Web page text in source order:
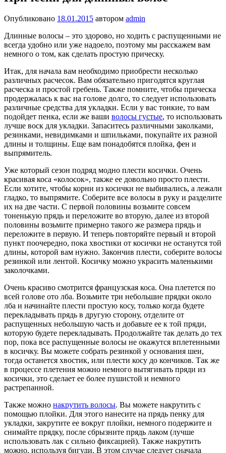
Опубликовано 18.01.2015 автором admin
Длинные волосы – это здорово, но ходить с распущенными не
всегда удобно или уже надоело, поэтому мы расскажем вам
немного о том, как сделать простую прическу.
Итак, для начала вам необходимо приобрести несколько
различных расчесок. Вам обязательно пригодятся круглая
расческа и простой гребень. Также помните, чтобы прическа
продержалась к вас на голове долго, то следует использовать
различные средства для укладки. Если у вас тонкие, то вам
подойдет пенка, если же ваши волосы густые, то использовать
лучше воск для укладки. Запаситесь различными заколками,
резинками, невидимками и шпильками, покупайте их разной
длины и толщины. Еще вам понадобятся плойка, фен и
выпрямитель.
Уже который сезон подряд модно плести косички. Очень
красивая коса «колосок», также ее довольно просто плести.
Если хотите, чтобы корни из косички не выбивались, а лежали
гладко, то выпрямите. Соберите все волосы в руку и разделите
их на две части. С первой половины возьмите совсем
тоненькую прядь и переложите во вторую, далее из второй
половины возьмите примерно такого же размера прядь и
переложите в первую. И теперь повторяйте первый и второй
пункт поочередно, пока хвостики от косички не останутся той
длины, которой вам нужно. Закончив плести, соберите волосы
резинкой или лентой. Косичку можно украсить маленькими
заколочками.
Очень красиво смотрится французская коса. Она плетется по
всей голове ото лба. Возьмите три небольшие прядки около
лба и начинайте плести простую косу, только когда будете
перекладывать прядь в другую сторону, отделите от
распущенных небольшую часть и добавьте ее к той пряди,
которую будете перекладывать. Продолжайте так делать до тех
пор, пока все распущенные волосы не окажутся вплетенными
в косичку. Вы можете собрать резинкой у основания шеи,
тогда останется хвостик, или плести косу до кончиков. Так же
в процессе плетения можно немного вытягивать пряди из
косички, это сделает ее более пушистой и немного
растрепанной.
Также можно накрутить волосы. Вы можете накрутить с
помощью плойки. Для этого нанесите на прядь пенку для
укладки, закрутите ее вокруг плойки, немного подержите и
снимайте прядку, после сбрызните прядь лаком (лучше
использовать лак с сильно фиксацией). Также накрутить
можно, используя бигуди. В этом случае следует сначала